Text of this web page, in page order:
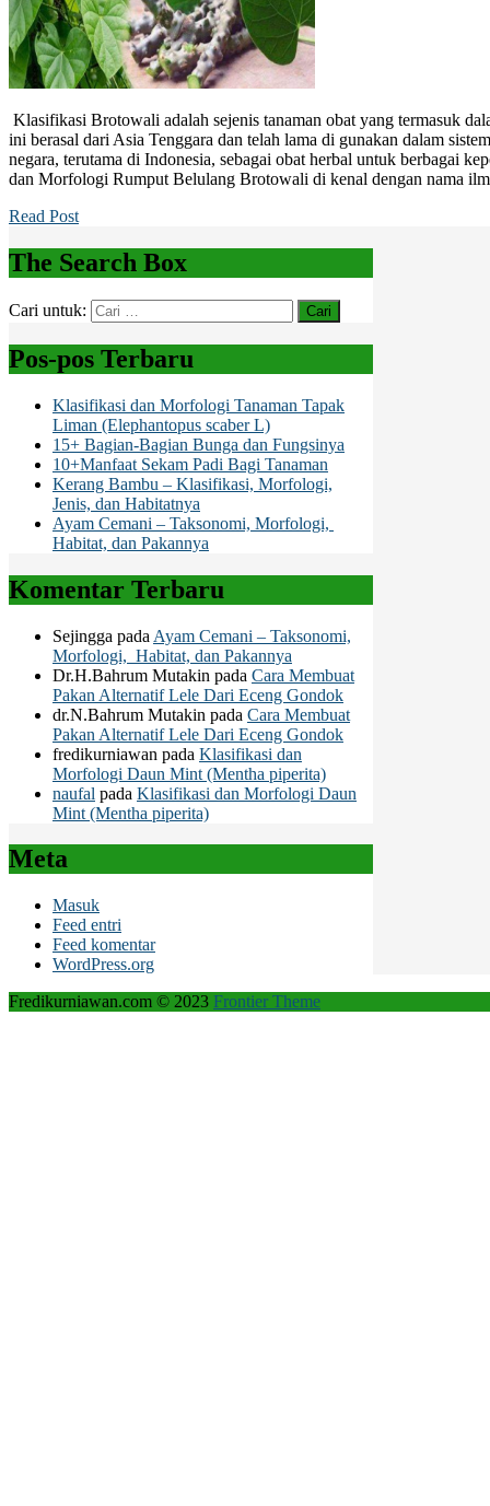
Klasifikasi Brotowali adalah sejenis tanaman obat yang termasuk
ini berasal dari Asia Tenggara dan telah lama di gunakan dalam
negara, terutama di Indonesia, sebagai obat herbal untuk berbagai
dan Morfologi Rumput Belulang Brotowali di kenal dengan nama
Read Post
The Search Box
Cari untuk:
Pos-pos Terbaru
Klasifikasi dan Morfologi Tanaman Tapak
Liman (Elephantopus scaber L)
15+ Bagian-Bagian Bunga dan Fungsinya
10+Manfaat Sekam Padi Bagi Tanaman
Kerang Bambu – Klasifikasi, Morfologi,
Jenis, dan Habitatnya
Ayam Cemani – Taksonomi, Morfologi,
Habitat, dan Pakannya
Komentar Terbaru
Sejingga pada Ayam Cemani – Taksonomi,
Morfologi, Habitat, dan Pakannya
Dr.H.Bahrum Mutakin pada Cara Membuat
Pakan Alternatif Lele Dari Eceng Gondok
dr.N.Bahrum Mutakin pada Cara Membuat
Pakan Alternatif Lele Dari Eceng Gondok
fredikurniawan pada Klasifikasi dan
Morfologi Daun Mint (Mentha piperita)
naufal pada Klasifikasi dan Morfologi Daun
Mint (Mentha piperita)
Meta
Masuk
Feed entri
Feed komentar
WordPress.org
Fredikurniawan.com © 2023 Frontier Theme